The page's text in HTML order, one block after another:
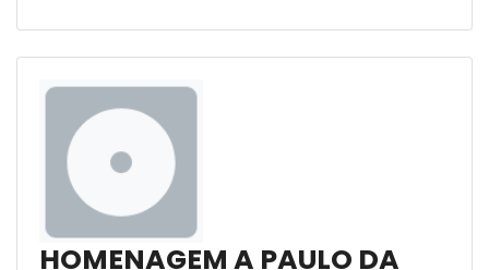
HOMENAGEM A PAULO DA